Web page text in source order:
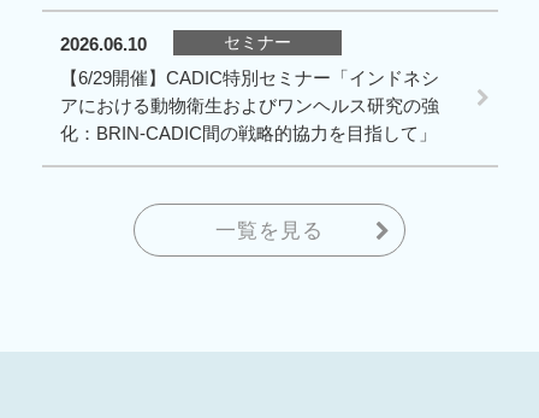
2026.06.10 セミナー
【6/29開催】CADIC特別セミナー「インドネシ
アにおける動物衛生およびワンヘルス研究の強
化：BRIN-CADIC間の戦略的協力を目指して」
一覧を見る